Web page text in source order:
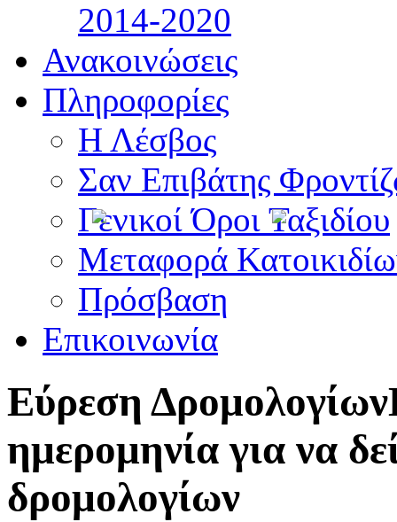
2014-2020
Ανακοινώσεις
Πληροφορίες
Η Λέσβος
Σαν Επιβάτης
Γενικοί Όροι Ταξιδίου
Μεταφορά
Πρόσβαση
Επικοινωνία
Εύρεση Δρομολογίων
ημερομηνία για να
δρομολογίων